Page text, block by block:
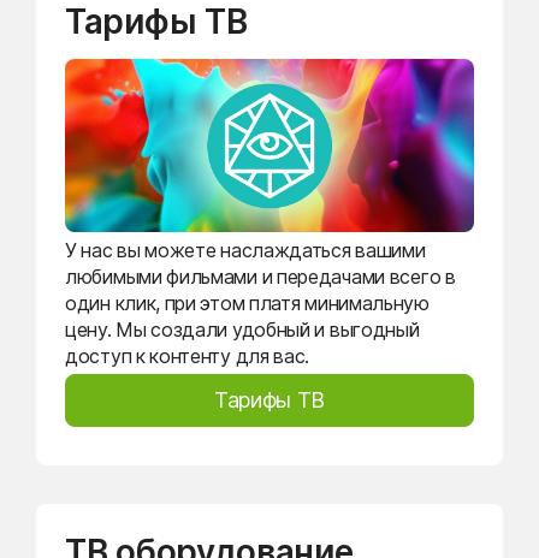
Тарифы ТВ
У нас вы можете наслаждаться вашими
любимыми фильмами и передачами всего в
один клик, при этом платя минимальную
цену. Мы создали удобный и выгодный
доступ к контенту для вас.
Тарифы ТВ